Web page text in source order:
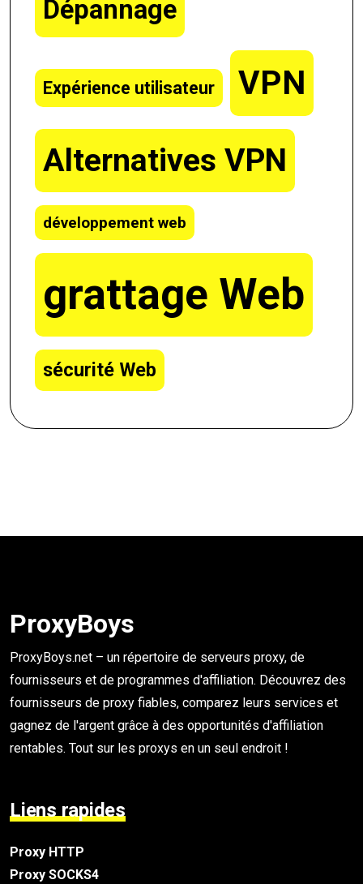
Dépannage
Expérience utilisateur VPN
Alternatives VPN
développement web
grattage Web
sécurité Web
ProxyBoys
ProxyBoys.net – un répertoire de serveurs proxy, de
fournisseurs et de programmes d'affiliation. Découvrez des
fournisseurs de proxy fiables, comparez leurs services et
gagnez de l'argent grâce à des opportunités d'affiliation
rentables. Tout sur les proxys en un seul endroit !
Liens rapides
Proxy HTTP
Proxy SOCKS4